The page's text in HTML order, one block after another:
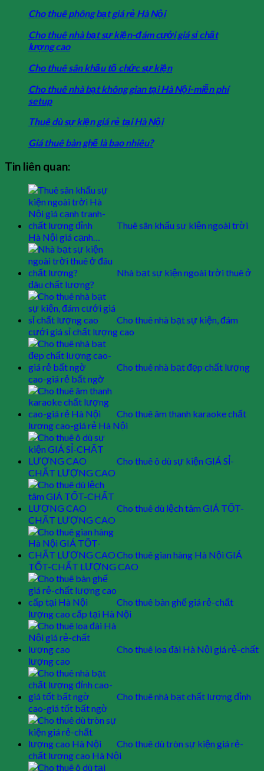
Cho thuê phông bạt giá rẻ Hà Nội
Cho thuê nhà bạt sự kiện-đám cưới giá sỉ chất
lượng cao
Cho thuê sân khấu tố chức sự kiện
Cho thuê nhà bạt không gian tại Hà Nội-miễn phí
setup
Thuê dù sự kiện giá rẻ tại Hà Nội
Giá thuê bàn ghế là bao nhiêu?
Tin liên quan:
Thuê sân khấu sự kiện ngoài trời
Hà Nội giá cạnh…
Nhà bạt sự kiện ngoài trời thuê ở
đâu chất lượng?
Cho thuê nhà bạt sự kiện, đám
cưới giá sỉ chất lượng cao
Cho thuê nhà bạt đẹp chất lượng
cao-giá rẻ bất ngờ
Cho thuê âm thanh karaoke chất
lượng cao-giá rẻ Hà Nội
Cho thuê ô dù sự kiện GIÁ SỈ-
CHẤT LƯỢNG CAO
Cho thuê dù lệch tâm GIÁ TỐT-
CHẤT LƯỢNG CAO
Cho thuê gian hàng Hà Nội GIÁ
TỐT-CHẤT LƯỢNG CAO
Cho thuê bàn ghế giá rẻ-chất
lượng cao cấp tại Hà Nội
Cho thuê loa đài Hà Nội giá rẻ-chất
lượng cao
Cho thuê nhà bạt chất lượng đỉnh
cao-giá tốt bất ngờ
Cho thuê dù tròn sự kiện giá rẻ-
chất lượng cao Hà Nội